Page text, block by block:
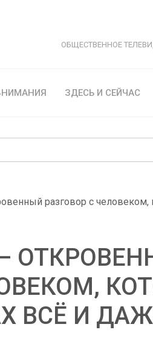
ОБЩЕСТВЕННОЕ
ЗДЕСЬ И СЕЙЧАС
разговор с
ВСЁ И